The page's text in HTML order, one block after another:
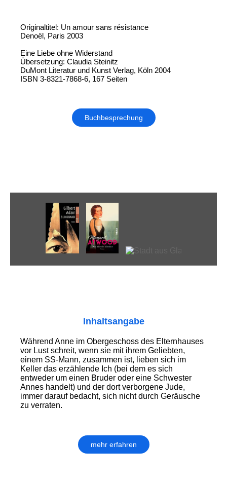
Originaltitel: Un amour sans résistance
Denoël, Paris 2003
Eine Liebe ohne Widerstand
Übersetzung: Claudia Steinitz
DuMont Literatur und Kunst Verlag, Köln 2004
ISBN 3-8321-7868-6, 167 Seiten
Buchbesprechung
Inhaltsangabe
Während Anne im Obergeschoss des Elternhauses
vor Lust schreit, wenn sie mit ihrem Geliebten,
einem SS-Mann, zusammen ist, lieben sich im
Keller das erzählende Ich (bei dem es sich
entweder um einen Bruder oder eine Schwester
Annes handelt) und der dort verborgene Jude,
immer darauf bedacht, sich nicht durch Geräusche
zu verraten.
mehr erfahren